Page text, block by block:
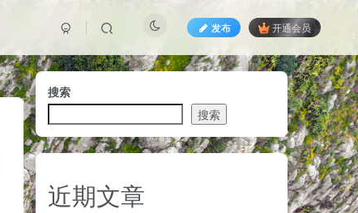
发布 开通会员
搜索
搜索
近期文章